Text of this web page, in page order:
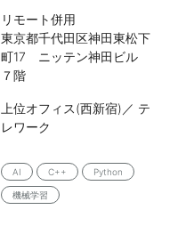
リモート併用
東京都千代田区神田東松下
町17 ニッテン神田ビル
７階
上位オフィス(西新宿)／ テ
レワーク
AI C++ Python
機械学習